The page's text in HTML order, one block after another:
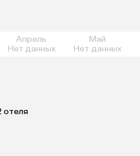
Апрель
Нет данных
Май
Нет данных
отеля